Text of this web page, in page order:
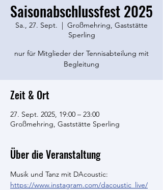
Saisonabschlussfest 2025
Sa., 27. Sept.
  |
Großmehring, Gaststätte
Sperling
nur für Mitglieder der Tennisabteilung mit
Begleitung
Zeit & Ort
27. Sept. 2025, 19:00 – 23:00
Großmehring, Gaststätte Sperling
Über die Veranstaltung
Musik und Tanz mit DAcoustic:
https://www.instagram.com/dacoustic_live/